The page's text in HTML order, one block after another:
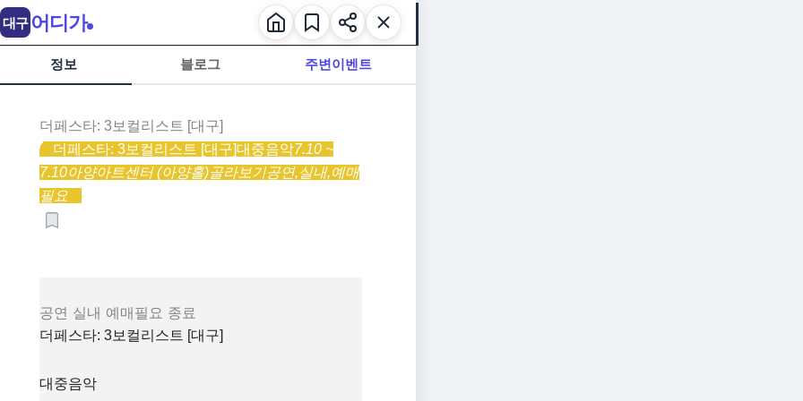
정보 블로그 주변이벤트
더페스타: 3보컬리스트 [대구]
더페스타: 3보컬리스트 [대구]대중음악7.10 ~
7.10아양아트센터 (아양홀)골라보기공연,실내,예매
필요
공연 실내 예매필요 종료
더페스타: 3보컬리스트 [대구]
대중음악
대구 어디가